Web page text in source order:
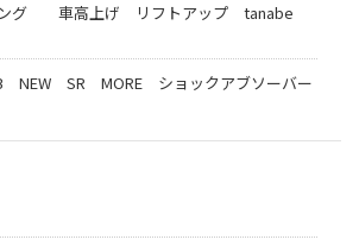
ング 車高上げ リフトアップ tanabe
NEW SR MORE ショックアブソーバー